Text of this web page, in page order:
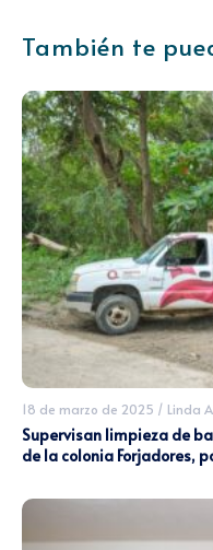
También te
18 de marzo de 2025 / Linda
Supervisan limpieza de
de la colonia Forjadores,